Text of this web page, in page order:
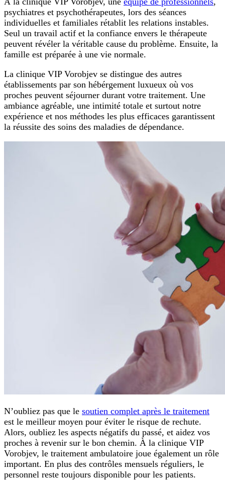
psychiatres et psychothérapeutes, lors des séances
individuelles et familiales rétablit les relations instables.
Seul un travail actif et la confiance envers le thérapeute
peuvent révéler la véritable cause du problème. Ensuite, la
famille est préparée à une vie normale.
La clinique VIP Vorobjev se distingue des autres
établissements par son hébérgement luxueux où vos
proches peuvent séjourner durant votre traitement. Une
ambiance agréable, une intimité totale et surtout notre
expérience et nos méthodes les plus efficaces garantissent
la réussite des soins des maladies de dépendance.
N’oubliez pas que le soutien complet après le traitement
est le meilleur moyen pour éviter le risque de rechute.
Alors, oubliez les aspects négatifs du passé, et aidez vos
proches à revenir sur le bon chemin. À la clinique VIP
Vorobjev, le traitement ambulatoire joue également un rôle
important. En plus des contrôles mensuels réguliers, le
personnel reste toujours disponible pour les patients.